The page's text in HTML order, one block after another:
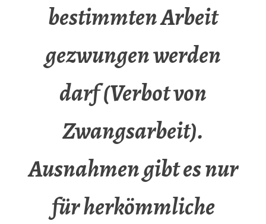
bestimmten Arbeit
gezwungen werden
darf (Verbot von
Zwangsarbeit).
Ausnahmen gibt es nur
für herkömmliche